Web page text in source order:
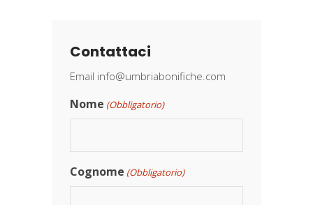
Contattaci
Email info@umbriabonifiche.com
Nome (Obbligatorio)
Cognome (Obbligatorio)